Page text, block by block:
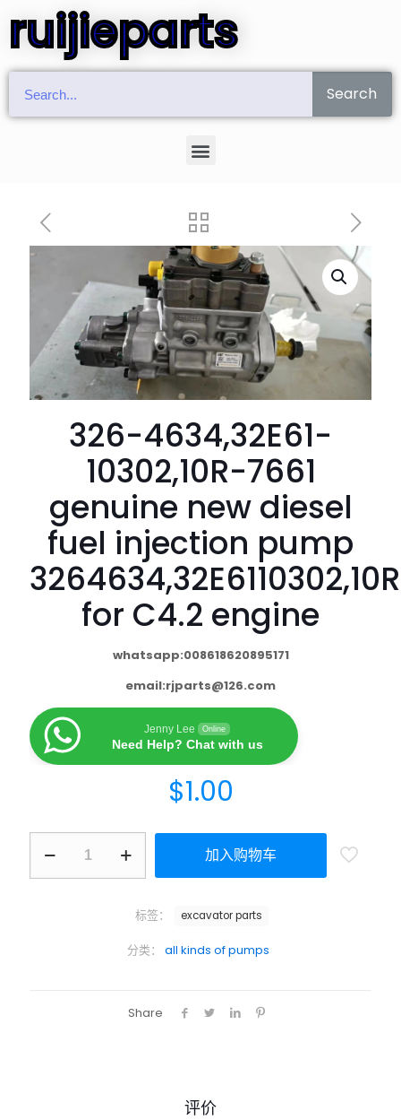
ruijieparts
Search
326-4634,32E61-
10302,10R-7661
genuine new diesel
fuel injection pump
for C4.2 engine
whatsapp:008618620895171
email:rjparts@126.com
Jenny Lee Online
Need Help? Chat with us
$1.00
加入购物车
分类： all kinds of pumps
标签： excavator parts
Share
评价